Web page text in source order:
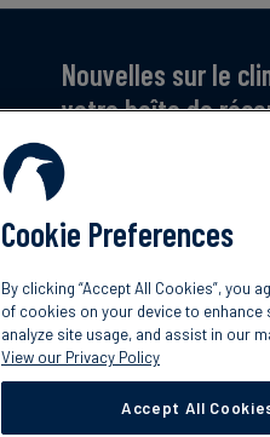
Nouvelles sur le
votre boîte de
Inscrivez-vous pour recevoir
mensuel gratuit sur les
Abonnez-vous
Cookie Preferences
By clicking “Accept All Cookies”, you
of cookies on your device to enhance
analyze site usage, and assist in our
View our Privacy Policy
Accept All